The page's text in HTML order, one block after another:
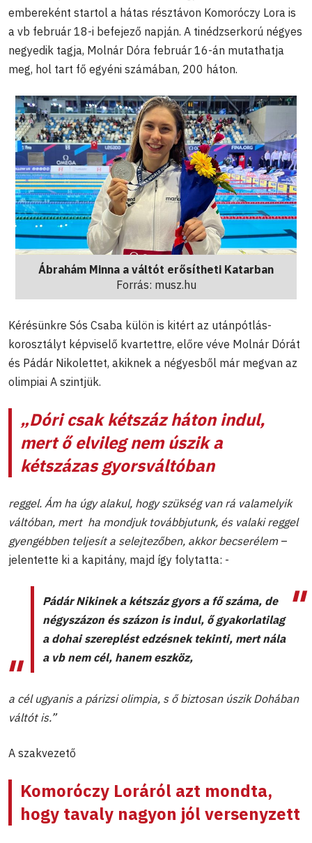
embereként startol a hátas résztávon Komoróczy Lora is
a vb február 18-i befejező napján. A tinédzserkorú négyes
negyedik tagja, Molnár Dóra február 16-án mutathatja
meg, hol tart fő egyéni számában, 200 háton.
Ábrahám Minna a váltót erősítheti Katarban
Forrás: musz.hu
Kérésünkre Sós Csaba külön is kitért az utánpótlás-
korosztályt képviselő kvartettre, előre véve Molnár Dórát
és Pádár Nikolettet, akiknek a négyesből már megvan az
olimpiai A szintjük.
„Dóri csak kétszáz háton indul,
mert ő elvileg nem úszik a
kétszázas gyorsváltóban
reggel. Ám ha úgy alakul, hogy szükség van rá valamelyik
váltóban, mert ha mondjuk továbbjutunk, és valaki reggel
gyengébben teljesít a selejtezőben, akkor becserélem–
jelentette ki a kapitány, majd így folytatta: -
Pádár Nikinek a kétszáz gyors a fő száma, de
négyszázon és százon is indul, ő gyakorlatilag
a dohai szereplést edzésnek tekinti, mert nála
a vb nem cél, hanem eszköz,
a cél ugyanis a párizsi olimpia, s ő biztosan úszik Dohában
váltót is.”
A szakvezető
Komoróczy Loráról azt mondta,
hogy tavaly nagyon jól versenyzett